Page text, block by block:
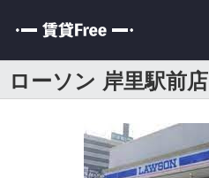
ローソン 岸里駅前店